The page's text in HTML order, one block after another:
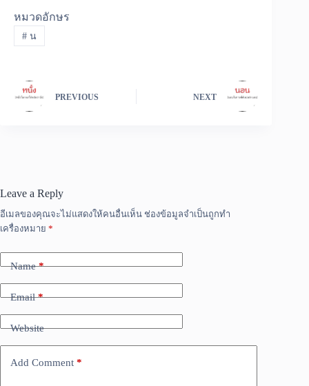
หมวดอักษร
#น
PREVIOUS NEXT
Leave a Reply
อีเมลของคุณจะไม่แสดงให้คนอื่นเห็น ช่องข้อมูลจำเป็นถูกทำ
เครื่องหมาย *
Name*
Email*
Website
Add Comment *